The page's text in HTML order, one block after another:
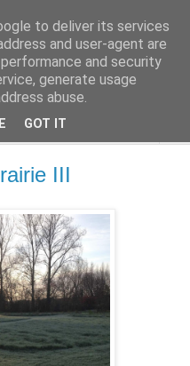
III
to deliver its services
and user-agent are
and security
generate usage
abuse.
GOT IT